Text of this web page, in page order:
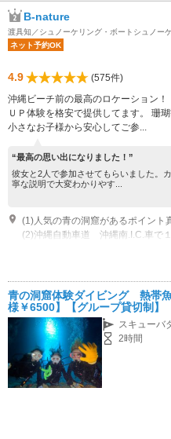
B-nature
渡具知／シュノーケリング・ボートシュノー
ネット予約OK
4.9
(575件)
沖縄ビーチ前の最高のロケーション
ＵＰ体験を格安で提供してます。 珊
小さなお子様から安心してご参...
“最高の思い出になりました！”
彼女と2人で参加させてもらいました。
寧な説明で大変わかりやす...
(1)人気の青の洞窟があるポイント
(2)沖縄自動車道 沖縄南.I.C.車で
青の洞窟体験ダイビング 熱帯
様￥6500】【グループ貸切制】
スキューバ
2時間